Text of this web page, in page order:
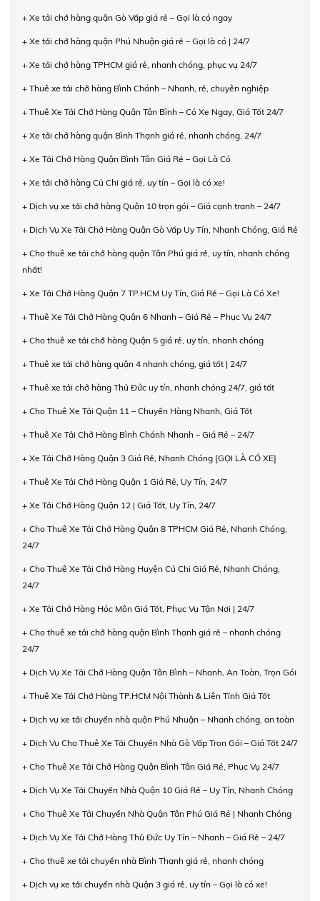
+ Xe tải chở hàng quận Gò Vấp giá rẻ – Gọi là có ngay
+ Xe tải chở hàng quận Phú Nhuận giá rẻ – Gọi là có | 24/7
+ Xe tải chở hàng TPHCM giá rẻ, nhanh chóng, phục vụ 24/7
+ Thuê xe tải chở hàng Bình Chánh – Nhanh, rẻ, chuyên nghiệp
+ Thuê Xe Tải Chở Hàng Quận Tân Bình – Có Xe Ngay, Giá Tốt 24/7
+ Xe tải chở hàng quận Bình Thạnh giá rẻ, nhanh chóng, 24/7
+ Xe Tải Chở Hàng Quận Bình Tân Giá Rẻ – Gọi Là Có
+ Xe tải chở hàng Củ Chi giá rẻ, uy tín – Gọi là có xe!
+ Dịch vụ xe tải chở hàng Quận 10 trọn gói – Giá cạnh tranh – 24/7
+ Dịch Vụ Xe Tải Chở Hàng Quận Gò Vấp Uy Tín, Nhanh Chóng, Giá Rẻ
+ Cho thuê xe tải chở hàng quận Tân Phú giá rẻ, uy tín, nhanh chóng
nhất!
+ Xe Tải Chở Hàng Quận 7 TP.HCM Uy Tín, Giá Rẻ – Gọi Là Có Xe!
+ Thuê Xe Tải Chở Hàng Quận 6 Nhanh – Giá Rẻ – Phục Vụ 24/7
+ Cho thuê xe tải chở hàng Quận 5 giá rẻ, uy tín, nhanh chóng
+ Thuê xe tải chở hàng quận 4 nhanh chóng, giá tốt | 24/7
+ Thuê xe tải chở hàng Thủ Đức uy tín, nhanh chóng 24/7, giá tốt
+ Cho Thuê Xe Tải Quận 11 – Chuyển Hàng Nhanh, Giá Tốt
+ Thuê Xe Tải Chở Hàng Bình Chánh Nhanh – Giá Rẻ – 24/7
+ Xe Tải Chở Hàng Quận 3 Giá Rẻ, Nhanh Chóng [GỌI LÀ CÓ XE]
+ Thuê Xe Tải Chở Hàng Quận 1 Giá Rẻ, Uy Tín, 24/7
+ Xe Tải Chở Hàng Quận 12 | Giá Tốt, Uy Tín, 24/7
+ Cho Thuê Xe Tải Chở Hàng Quận 8 TPHCM Giá Rẻ, Nhanh Chóng,
24/7
+ Cho Thuê Xe Tải Chở Hàng Huyện Củ Chi Giá Rẻ, Nhanh Chóng,
24/7
+ Xe Tải Chở Hàng Hóc Môn Giá Tốt, Phục Vụ Tận Nơi | 24/7
+ Cho thuê xe tải chở hàng quận Bình Thạnh giá rẻ – nhanh chóng
24/7
+ Dịch Vụ Xe Tải Chở Hàng Quận Tân Bình – Nhanh, An Toàn, Trọn Gói
+ Thuê Xe Tải Chở Hàng TP.HCM Nội Thành & Liên Tỉnh Giá Tốt
+ Dịch vụ xe tải chuyển nhà quận Phú Nhuận – Nhanh chóng, an toàn
+ Dịch Vụ Cho Thuê Xe Tải Chuyển Nhà Gò Vấp Trọn Gói – Giá Tốt 24/7
+ Cho Thuê Xe Tải Chở Hàng Quận Bình Tân Giá Rẻ, Phục Vụ 24/7
+ Dịch Vụ Xe Tải Chuyển Nhà Quận 10 Giá Rẻ – Uy Tín, Nhanh Chóng
+ Cho Thuê Xe Tải Chuyển Nhà Quận Tân Phú Giá Rẻ | Nhanh Chóng
+ Dịch Vụ Xe Tải Chở Hàng Thủ Đức Uy Tín – Nhanh – Giá Rẻ – 24/7
+ Cho thuê xe tải chuyển nhà Bình Thạnh giá rẻ, nhanh chóng
+ Dịch vụ xe tải chuyển nhà Quận 3 giá rẻ, uy tín – Gọi là có xe!